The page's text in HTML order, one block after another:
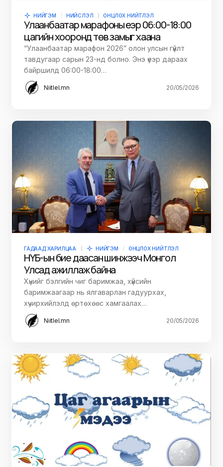
НИЙГЭМ НИЙСЛЭЛ ОНЦЛОХ НИЙТЛЭЛ
Улаанбаатар марафоны үеэр 06:00-18:00
цагийн хооронд төв замыг хаана
“Улаанбаатар марафон 2026” олон улсын гүйлт
тавдугаар сарын 23-нд болно. Энэ үеэр дараах
байршилд 06:00-18:00…
Niitlel.mn 20/05/2026
ГАДААД ХАРИЛЦАА НИЙГЭМ ОНЦЛОХ НИЙТЛЭЛ
НҮБ-ын бие даасан шинжээч Монгол
Улсад ажиллаж байна
Хүнийг бэлгийн чиг баримжаа, хүйсийн
баримжаагаар нь ялгаварлан гадуурхах,
хүчирхийлэлд өртөхөөс хамгаалах…
Niitlel.mn 20/05/2026